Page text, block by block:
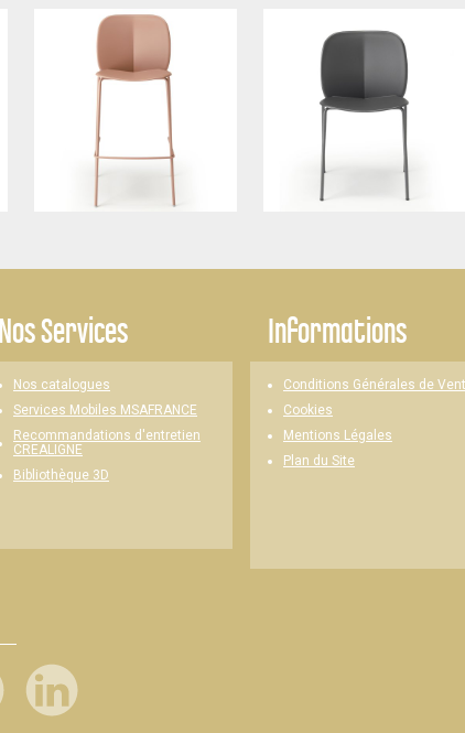
Nos Services
Nos catalogues
Services Mobiles MSAFRANCE
Recommandations d'entretien
CREALIGNE
Bibliothèque 3D
Informations
Conditions Générales de
Cookies
Mentions Légales
Plan du Site